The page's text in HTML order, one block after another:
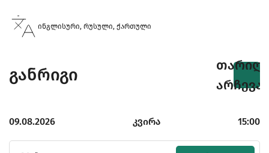
ინგლისური, რუსული, ქართული
განრიგი
არჩევა
09.08.2026 კვირა 15:00